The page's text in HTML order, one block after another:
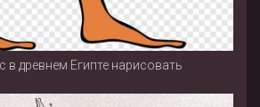
в древнем Египте нарисовать